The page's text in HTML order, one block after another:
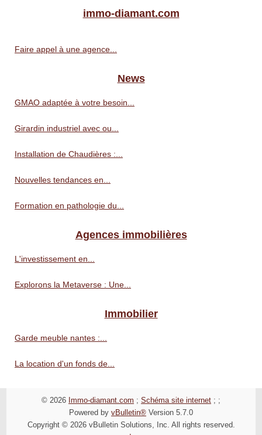
immo-diamant.com
Faire appel à une agence...
News
GMAO adaptée à votre besoin...
Girardin industriel avec ou...
Installation de Chaudières :...
Nouvelles tendances en...
Formation en pathologie du...
Agences immobilières
L'investissement en...
Explorons la Metaverse : Une...
Immobilier
Garde meuble nantes :...
La location d'un fonds de...
© 2026 Immo-diamant.com ; Schéma site internet ; ;
Powered by vBulletin® Version 5.7.0
Copyright © 2026 vBulletin Solutions, Inc. All rights reserved.